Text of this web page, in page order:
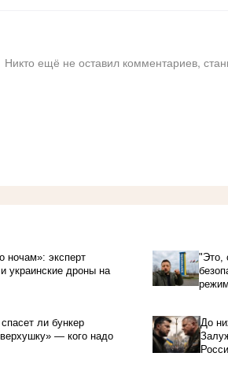
Никто ещё не оставил комментариев,
ночам»: эксперт
украинские дроны на
"Это,
ли бункер
— кого надо
До